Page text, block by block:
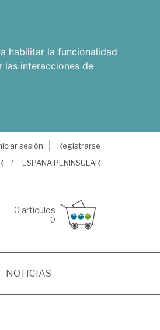
habilitar la funcionalidad
las interacciones de
sesión
Registrarse
ESPAÑA PENINSULAR
0 artículos
0
NOTICIAS